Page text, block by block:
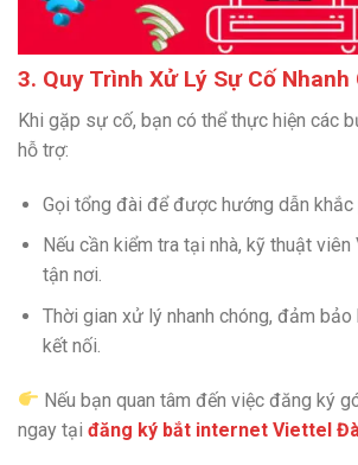
3. Quy Trình Xử Lý Sự Cố Nhanh
Khi gặp sự cố, bạn có thể thực hiện các
hỗ trợ:
Gọi tổng đài để được hướng dẫn khắc
Nếu cần kiểm tra tại nhà, kỹ thuật
tận nơi.
Thời gian xử lý nhanh chóng, đảm
kết nối.
Nếu bạn quan tâm đến việc đăng ký
ngay tại đăng ký bắt internet Viettel